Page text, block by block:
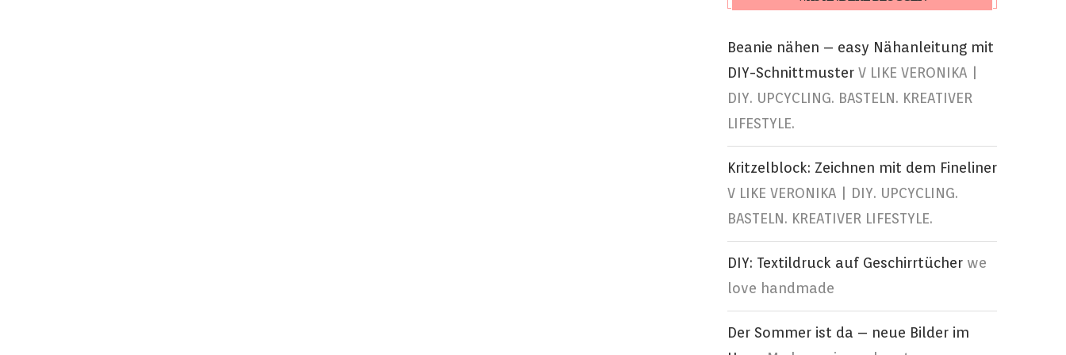
Beanie nähen – easy Nähanleitung mit
DIY-Schnittmuster V LIKE VERONIKA |
DIY. UPCYCLING. BASTELN. KREATIVER
LIFESTYLE.
Kritzelblock: Zeichnen mit dem Fineliner
V LIKE VERONIKA | DIY. UPCYCLING.
BASTELN. KREATIVER LIFESTYLE.
DIY: Textildruck auf Geschirrtücher we
love handmade
Der Sommer ist da – neue Bilder im